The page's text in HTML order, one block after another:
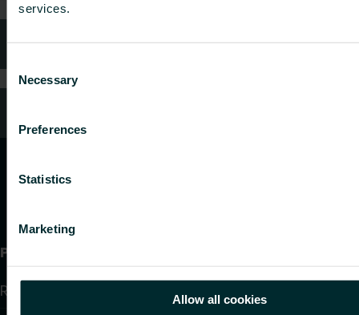
services.
Selection
Necessary
Preferences
Statistics
Marketing
Allow all cookies
Kundtjänst
Produkter
Radiatorer